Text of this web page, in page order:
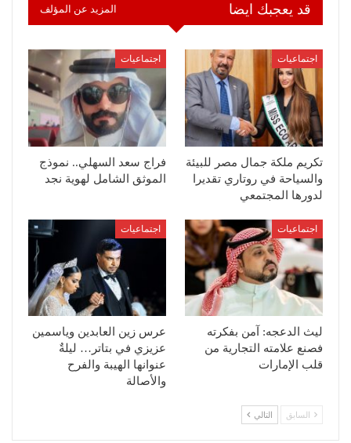
قد يعجبك ايضا المزيد عن المؤلف
اجتماعيات
تكريم ملكة جمال مصر للبيئة
والسياحة في روتاري تقديرا
لدورها المجتمعي
اجتماعيات
فراج سعد السهلي.. نموذج
الموثق الشامل لهوية نجد
اجتماعيات
ليث الدعجه: آمن بفكرته
فصنع علامته التجارية من
قلب الإمارات
اجتماعيات
عرس زين العابدين وياسمين
عزيزي في بتاتر… ليلةٌ
عنوانها الهيبة والفرح
والأصالة
السابق التالي